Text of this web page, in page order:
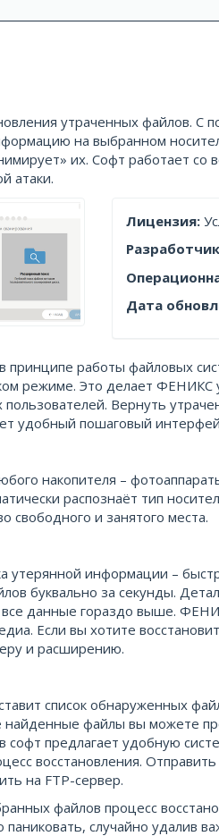
утраченных файлов. С
на выбранном
их. Софт работает
атаки.
Лицензия:
Дата
работы файловых
режиме. Это делает
Вернуть
удобный пошаговый
накопителя –
распознаёт тип
свободного и занятого места.
утерянной информации –
буквально за секунды.
все данные гораздо выше.
Если вы хотите
и расширению.
список обнаруженных
найденные файлы вы можете
софт предлагает удобную
восстановления.
на FTP-сервер.
файлов процесс
случайно удалив